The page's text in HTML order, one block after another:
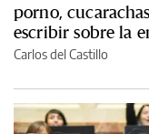
porno,
escribir sobre la
Carlos del Castillo